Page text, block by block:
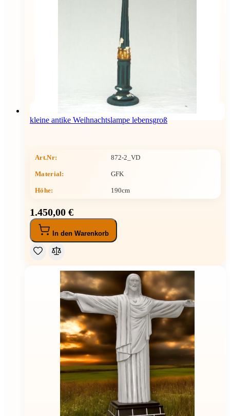
kleine antike Weihnachtslampe lebensgroß
Art.Nr: 872-2_VD
Material: GFK
Höhe: 190cm
1.450,00 €
In den Warenkorb